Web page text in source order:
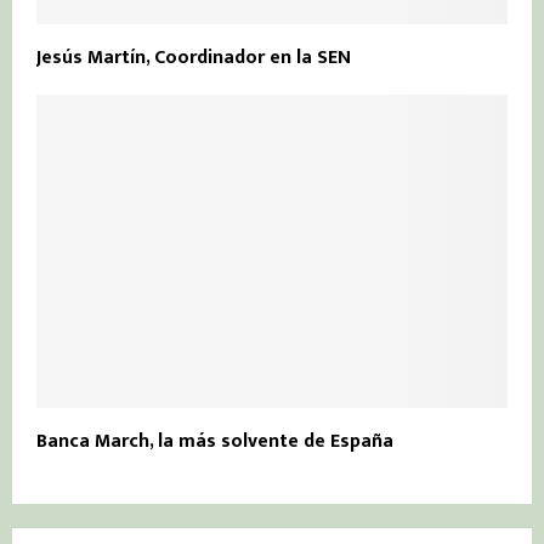
Jesús Martín, Coordinador en la SEN
Banca March, la más solvente de España